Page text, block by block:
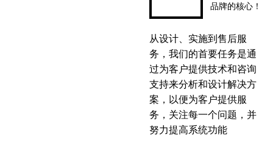
品牌的核心！
从设计、实施到售后服
务，我们的首要任务是通
过为客户提供技术和咨询
支持来分析和设计解决方
案，以便为客户提供服
务，关注每一个问题，并
努力提高系统功能